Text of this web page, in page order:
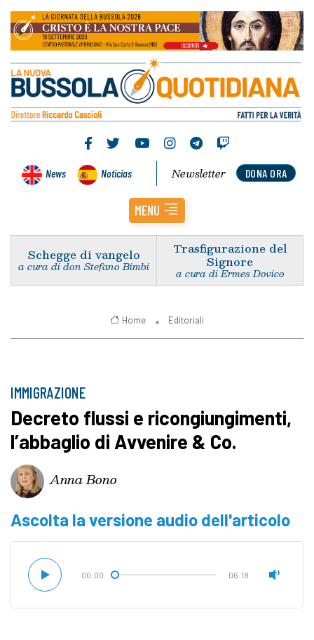
News Noticias DONA ORA
Newsletter
MENU
Schegge di vangelo
a cura di don Stefano Bimbi
Trasfigurazione del
Signore
a cura di Ermes Dovico
Home Editoriali
IMMIGRAZIONE
Decreto flussi e ricongiungimenti,
l’abbaglio di Avvenire & Co.
Anna Bono
Ascolta la versione audio dell'articolo
00:00 06:18